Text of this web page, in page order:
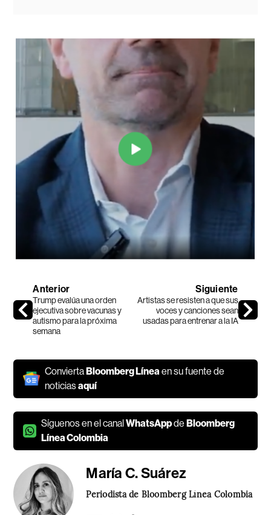
Anterior
Trump evalúa una orden
ejecutiva sobre vacunas y
autismo para la próxima
semana
Siguiente
Artistas se resisten a que sus
voces y canciones sean
usadas para entrenar a la IA
ConviertaBloomberg Línea en su fuente de
noticiasaquí
Síguenos en el canalWhatsAppdeBloomberg
Línea Colombia
María C. Suárez
Periodista de Bloomberg Línea Colombia